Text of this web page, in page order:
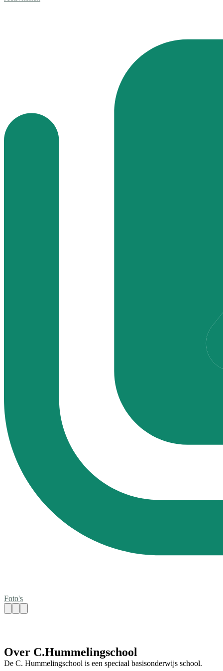
Foto's
Over C.Hummelingschool
De C. Hummelingschool is een speciaal basisonderwijs school.